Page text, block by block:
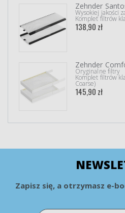
Zehnder
Wysokiej jakości
Komplet filtrów
138,90 zł
Zehnder
Oryginalne filtry
Komplet filtrów
Coarse)
145,90 zł
Zapisz się, a otrzymasz e-